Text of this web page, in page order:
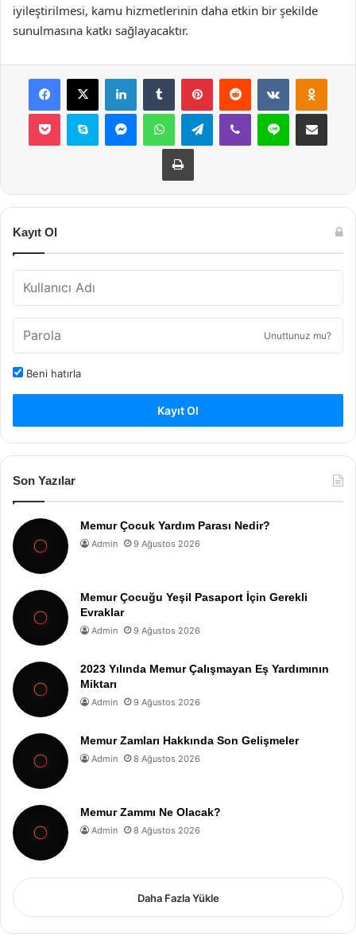
iyileştirilmesi, kamu hizmetlerinin daha etkin bir şekilde
sunulmasına katkı sağlayacaktır.
Facebook
X LinkedInTumblr PinterestReddit VKontakte
Pocket Skype MessengerWhatsAppTelegramViber Line E-Posta ile
Yazdır
Kayıt Ol
Unuttunuz mu?
Beni hatırla
Kayıt Ol
Son Yazılar
Memur Çocuk Yardım Parası Nedir?
Admin 9 Ağustos 2026
Memur Çocuğu Yeşil Pasaport İçin Gerekli
Evraklar
Admin 9 Ağustos 2026
2023 Yılında Memur Çalışmayan Eş Yardımının
Miktarı
Admin 9 Ağustos 2026
Memur Zamları Hakkında Son Gelişmeler
Admin 8 Ağustos 2026
Memur Zammı Ne Olacak?
Admin 8 Ağustos 2026
Daha Fazla Yükle